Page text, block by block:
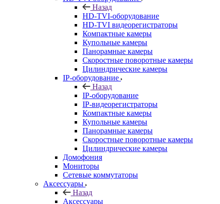
Назад
HD-TVI-оборудование
HD-TVI видеорегистраторы
Компактные камеры
Купольные камеры
Панорамные камеры
Скоростные поворотные камеры
Цилиндрические камеры
IP-оборудование
Назад
IP-оборудование
IP-видеорегистраторы
Компактные камеры
Купольные камеры
Панорамные камеры
Скоростные поворотные камеры
Цилиндрические камеры
Домофония
Мониторы
Сетевые коммутаторы
Аксессуары
Назад
Аксессуары